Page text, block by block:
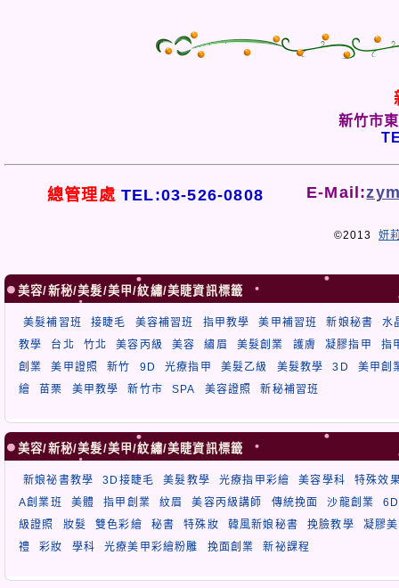
新竹市
總管理處 TEL:03-526-0808 E-Mail:
©2013 妍
美容/新秘/美髮/美甲/紋繡/美睫資訊標籤
美髮補習班 接睫毛 美容補習班 指甲教學 美甲補習班 新娘秘書
水
教學
台北 竹北 美容丙級 美容 繡眉 美髮創業 護膚 凝膠指甲
指
創業
美甲證照 新竹 9D 光療指甲 美髮乙級 美髮教學 3D
美甲創
繪
苗栗 美甲教學 新竹市 SPA 美容證照 新秘補習班
美容/新秘/美髮/美甲/紋繡/美睫資訊標籤
新娘祕書教學 3D接睫毛 美髮教學 光療指甲彩繪 美容學科
特殊效
A創業班
美體 指甲創業 紋眉 美容丙級講師 傳統挽面 沙龍創業
級證照
妝髮 雙色彩繪 秘書 特殊妝 韓風新娘秘書 挽臉教學
凝膠
禮
彩妝 學科 光療美甲彩繪粉雕 挽面創業 新祕課程